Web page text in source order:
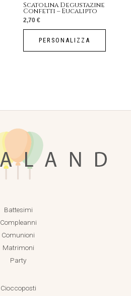
Scatolina Degustazine
Confetti – Eucalipto
2,70 €
PERSONALIZZA
Battesimi
Compleanni
Comunioni
Matrimoni
Party
Cioccoposti